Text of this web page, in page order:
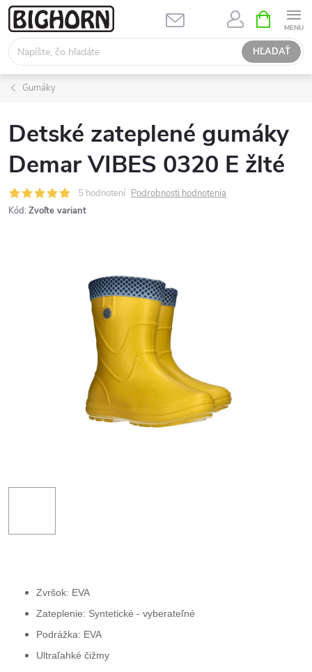
Prejsť
na
obsah
HĽADAŤ
KOŠÍK
Gumáky
Detské zateplené gumáky
Demar VIBES 0320 E žlté
5 hodnotení Podrobnosti hodnotenia
Kód: Zvoľte variant
Zvršok: EVA
Zateplenie: Syntetické - vyberateľné
Podrážka: EVA
Ultraľahké čižmy